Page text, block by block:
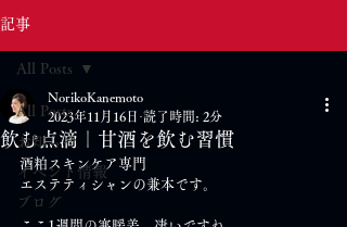
記事
All Posts
お知らせ
イベント情報
ブログ
All Posts
飲む点滴｜甘酒を飲む習慣
NorikoKanemoto
2023年11月16日 読了時間: 2分
酒粕スキンケア専門
エステティシャンの兼本です。